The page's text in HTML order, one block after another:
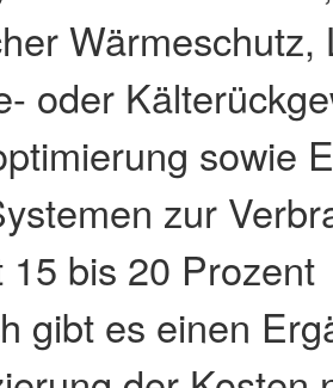
oder
sowie
zur
15 bis 20 Prozent
gibt es einen